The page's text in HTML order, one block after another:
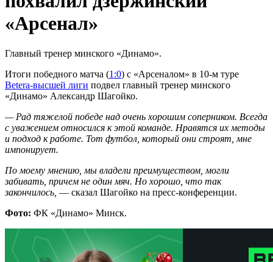
«Арсенал»
Главный тренер минского «Динамо».
Итоги победного матча (1:0) с «Арсеналом» в 10-м туре
Betera-высшей лиги подвел главный тренер минского
«Динамо» Александр Шагойко.
— Рад тяжелой победе над очень хорошим соперником. Всегда
с уважением относился к этой команде. Нравятся их методы
и подход к работе. Тот футбол, который они строят, мне
импонирует.
По моему мнению, мы владели преимуществом, могли
забивать, причем не один мяч. Но хорошо, что так
закончилось, — сказал Шагойко на пресс-конференции.
Фото: ФК «Динамо» Минск.